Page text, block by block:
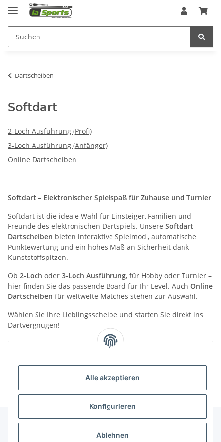
Alle akzeptieren
Konfigurieren
Ablehnen
Dartscheiben
Softdart
2-Loch Ausführung (Profi)
3-Loch Ausführung (Anfänger)
Online Dartscheiben
Softdart – Elektronischer Spielspaß für Zuhause und Turnier
Softdart ist die ideale Wahl für Einsteiger, Familien und
Freunde des elektronischen Dartspiels. Unsere Softdart
Dartscheiben bieten interaktive Spielmodi, automatische
Punktewertung und ein hohes Maß an Sicherheit dank
Kunststoffspitzen.
Ob 2-Loch oder 3-Loch Ausführung, für Hobby oder Turnier –
hier finden Sie das passende Board für Ihr Level. Auch Online
Dartscheiben für weltweite Matches stehen zur Auswahl.
Wählen Sie Ihre Lieblingsscheibe und starten Sie direkt ins
Dartvergnügen!